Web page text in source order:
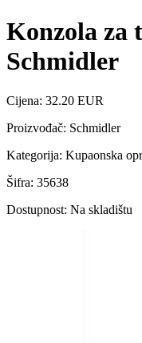
Konzola za
Schmidler
Cijena: 32.20 EUR
Proizvođač: Schmidler
Kategorija: Kupaonska
Šifra: 35638
Dostupnost: Na skladištu